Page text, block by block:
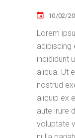
10/02/
Lorem
adipiscing
incididunt
aliqua. Ut
nostrud
aliquip ex
aute irure
voluptate